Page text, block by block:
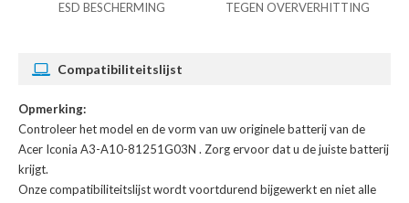
ESD BESCHERMING TEGEN OVERVERHITTING
Compatibiliteitslijst
Opmerking:
Controleer het model en de vorm van uw originele batterij van de
Acer Iconia A3-A10-81251G03N . Zorg ervoor dat u de juiste batterij
krijgt.
Onze compatibiliteitslijst wordt voortdurend bijgewerkt en niet alle